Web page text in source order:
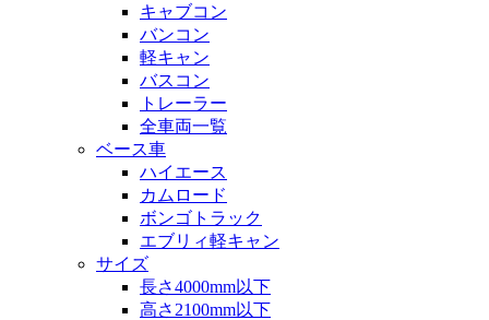
キャブコン
バンコン
軽キャン
バスコン
トレーラー
全車両一覧
ベース車
ハイエース
カムロード
ボンゴトラック
エブリィ軽キャン
サイズ
長さ4000mm以下
高さ2100mm以下